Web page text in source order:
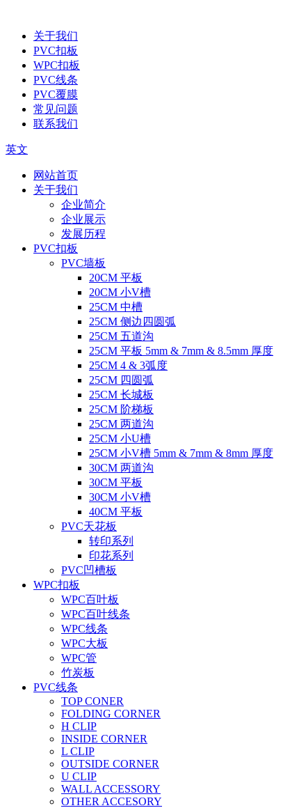
关于我们
PVC扣板
WPC扣板
PVC线条
PVC覆膜
常见问题
联系我们
英文
网站首页
关于我们
企业简介
企业展示
发展历程
PVC扣板
PVC墙板
20CM 平板
20CM 小V槽
25CM 中槽
25CM 侧边四圆弧
25CM 五道沟
25CM 平板 5mm & 7mm & 8.5mm 厚度
25CM 4 & 3弧度
25CM 四圆弧
25CM 长城板
25CM 阶梯板
25CM 两道沟
25CM 小U槽
25CM 小V槽 5mm & 7mm & 8mm 厚度
30CM 两道沟
30CM 平板
30CM 小V槽
40CM 平板
PVC天花板
转印系列
印花系列
PVC凹槽板
WPC扣板
WPC百叶板
WPC百叶线条
WPC线条
WPC大板
WPC管
竹炭板
PVC线条
TOP CONER
FOLDING CORNER
H CLIP
INSIDE CORNER
L CLIP
OUTSIDE CORNER
U CLIP
WALL ACCESSORY
OTHER ACCESORY